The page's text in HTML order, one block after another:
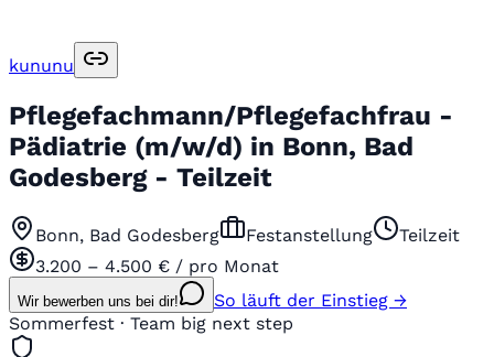
kununu
Pflegefachmann/Pflegefachfrau -
Pädiatrie (m/w/d) in Bonn, Bad
Godesberg - Teilzeit
Bonn, Bad Godesberg Festanstellung
Teilzeit
3.200 – 4.500 € / pro Monat
Wir bewerben uns bei dir!
So läuft der Einstieg →
Sommerfest · Team big next step